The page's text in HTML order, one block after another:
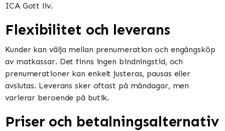
ICA Gott liv​​.
Flexibilitet och leverans
Kunder kan välja mellan prenumeration och engångsköp
av matkassar. Det finns ingen bindningstid, och
prenumerationer kan enkelt justeras, pausas eller
avslutas. Leverans sker oftast på måndagar, men
varierar beroende på butik​​​​.
Priser och betalningsalternativ